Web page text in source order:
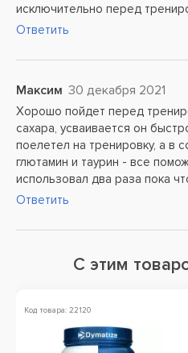
исключительно перед
Ответить
Максим 30 декабря 2021
Хорошо пойдет перед
сахара, усваивается он
поелетел на тренировку, а в
глютамин и таурин - все
использовал два раза пока
Ответить
С этим
Код товара: 22120